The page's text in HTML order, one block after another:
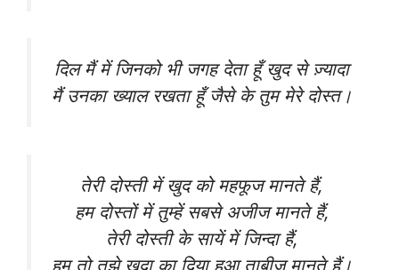
दिल मैं में जिनको भी जगह देता हूँ खुद से ज़्यादा
मैं उनका ख्याल रखता हूँ जैसे के तुम मेरे दोस्त।
तेरी दोस्ती में खुद को महफूज मानते हैं,
हम दोस्तों में तुम्हें सबसे अजीज मानते हैं,
तेरी दोस्ती के सायें में जिन्दा हैं,
हम तो तुझे खुदा का दिया हुआ ताबीज मानते हैं।